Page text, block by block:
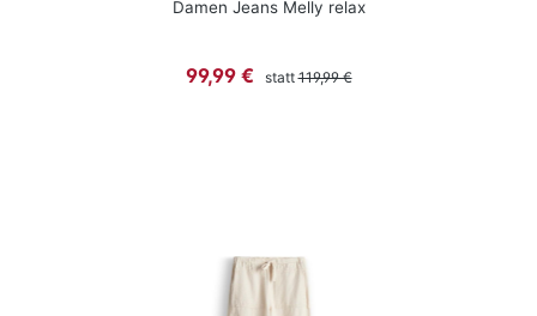
Damen Jeans Melly relax
Verkaufspreis:
99,99 € stattRegulärer Preis:
119,99 €